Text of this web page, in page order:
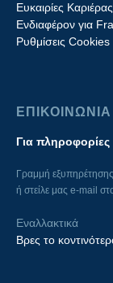
Ευκαιρίες Καριέρας
Ενδιαφέρον για
Ρυθμίσεις Cookies
ΕΠΙΚΟΙΝΩΝΙΑ
Για πληροφορίες
Γραμμή
ή στείλε μας e-mail
Εναλλακτικά
Βρες το